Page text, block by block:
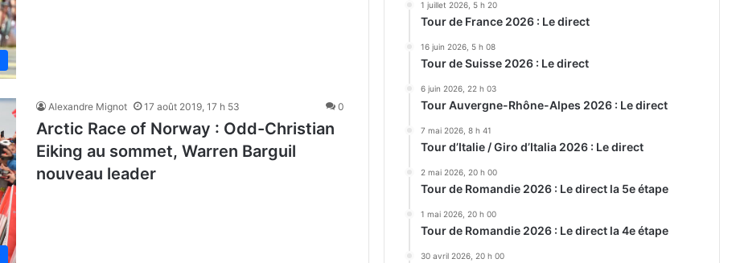
Alexandre Mignot 17 août 2019, 17 h 53 0
Arctic Race of Norway : Odd-Christian
Eiking au sommet, Warren Barguil
nouveau leader
1 juillet 2026, 5 h 20
Tour de France 2026 : Le direct
16 juin 2026, 5 h 08
Tour de Suisse 2026 : Le direct
6 juin 2026, 22 h 03
Tour Auvergne-Rhône-Alpes 2026 : Le direct
7 mai 2026, 8 h 41
Tour d’Italie / Giro d’Italia 2026 : Le direct
2 mai 2026, 20 h 00
Tour de Romandie 2026 : Le direct la 5e étape
1 mai 2026, 20 h 00
Tour de Romandie 2026 : Le direct la 4e étape
30 avril 2026, 20 h 00